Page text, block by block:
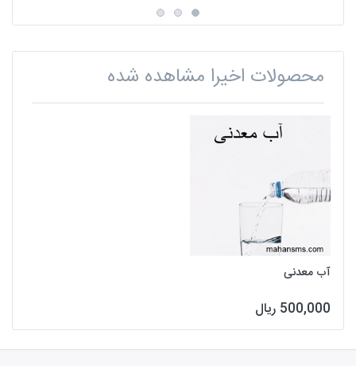
محصولات اخیرا مشاهده شده
آب معدنی
500,000 ریال